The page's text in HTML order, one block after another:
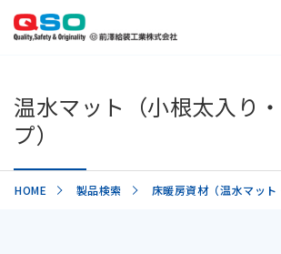
温水マット（小根太入り
プ）
HOME 製品検索 床暖房資材（温水マッ